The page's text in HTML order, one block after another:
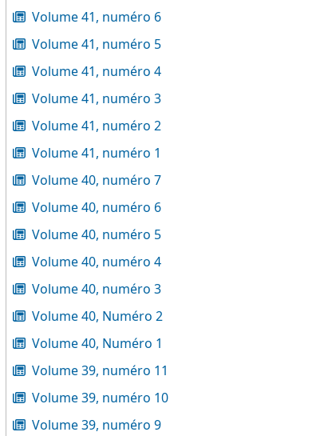
Volume 41, numéro 6
Volume 41, numéro 5
Volume 41, numéro 4
Volume 41, numéro 3
Volume 41, numéro 2
Volume 41, numéro 1
Volume 40, numéro 7
Volume 40, numéro 6
Volume 40, numéro 5
Volume 40, numéro 4
Volume 40, numéro 3
Volume 40, Numéro 2
Volume 40, Numéro 1
Volume 39, numéro 11
Volume 39, numéro 10
Volume 39, numéro 9